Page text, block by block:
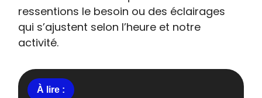
ressentions le besoin ou des éclairages
qui s’ajustent selon l’heure et notre
activité.